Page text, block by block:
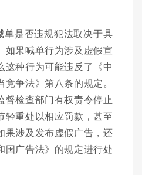
单是否违规犯法取决于具
如果喊单行为涉及虚假宣
这种行为可能违反了《中
争法》第八条的规定。
督检查部门有权责令停止
轻重处以相应罚款，甚至
果涉及发布虚假广告，还
国广告法》的规定进行处